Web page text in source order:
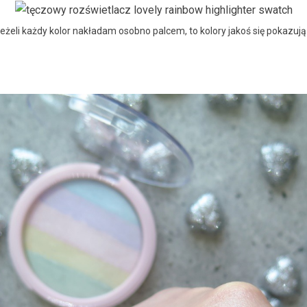
każdy kolor nakładam osobno palcem, to kolory jakoś się